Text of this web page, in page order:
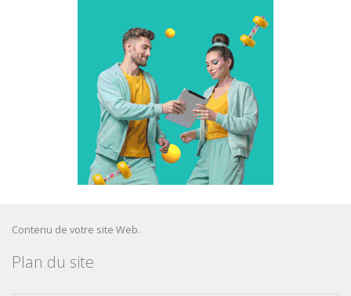
Contenu de votre site Web.
Plan du site